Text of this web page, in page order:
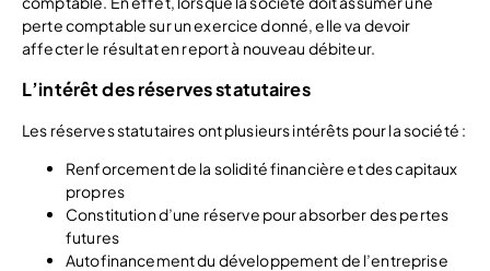
perte comptable sur un exercice donné, elle va devoir
affecter le résultat en report à nouveau débiteur.
L’intérêt des réserves statutaires
Les réserves statutaires ont plusieurs intérêts pour la société :
Renforcement de la solidité financière et des capitaux
propres
Constitution d’une réserve pour absorber des pertes
futures
Autofinancement du développement de l’entreprise